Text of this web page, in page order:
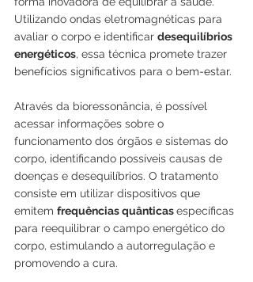
Utilizando ondas eletromagnéticas para
avaliar o corpo e identificar desequilíbrios
energéticos, essa técnica promete trazer
benefícios significativos para o bem-estar.
Através da bioressonância, é possível
acessar informações sobre o
funcionamento dos órgãos e sistemas do
corpo, identificando possíveis causas de
doenças e desequilíbrios. O tratamento
consiste em utilizar dispositivos que
emitem frequências quânticas específicas
para reequilibrar o campo energético do
corpo, estimulando a autorregulação e
promovendo a cura.